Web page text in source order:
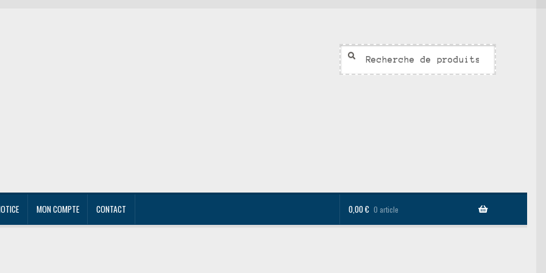
Recherche
pour :
Recherche
MON COMPTE CONTACT 0,00€ 0 article